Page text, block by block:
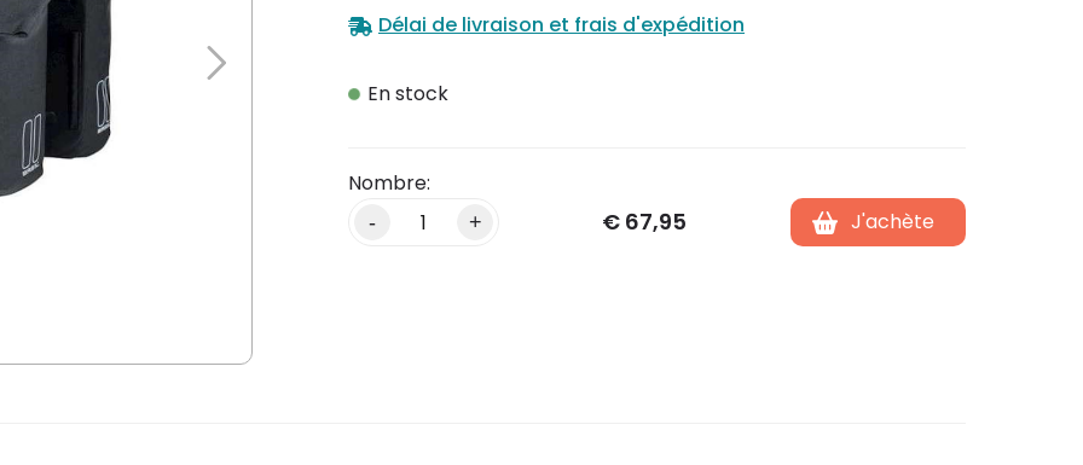
Délai de livraison et frais d'expédition
En stock
- + € 67,95 J'achète
Alternative: